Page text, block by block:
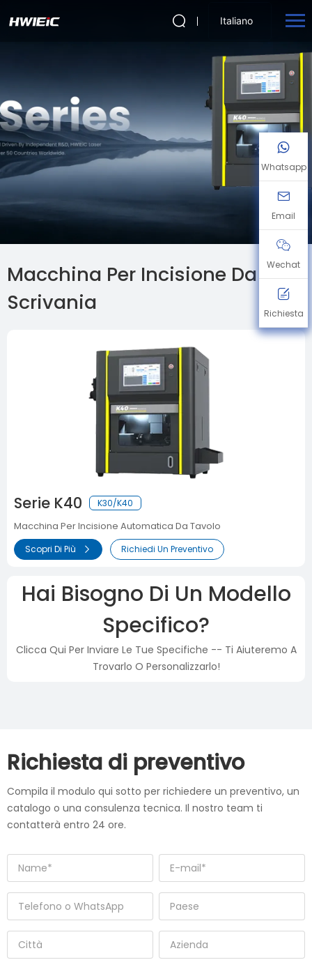
Italiano
Macchina Per Incisione Da
Scrivania
Serie K40 K30/K40
Macchina Per Incisione Automatica Da Tavolo
Scopri Di Più Richiedi Un Preventivo
Hai Bisogno Di Un Modello
Specifico?
Clicca Qui Per Inviare Le Tue Specifiche -- Ti Aiuteremo A
Trovarlo O Personalizzarlo!
Richiesta di preventivo
Compila il modulo qui sotto per richiedere un preventivo, un
catalogo o una consulenza tecnica. Il nostro team ti
contatterà entro 24 ore.
Whatsapp
Email
Wechat
Richiesta